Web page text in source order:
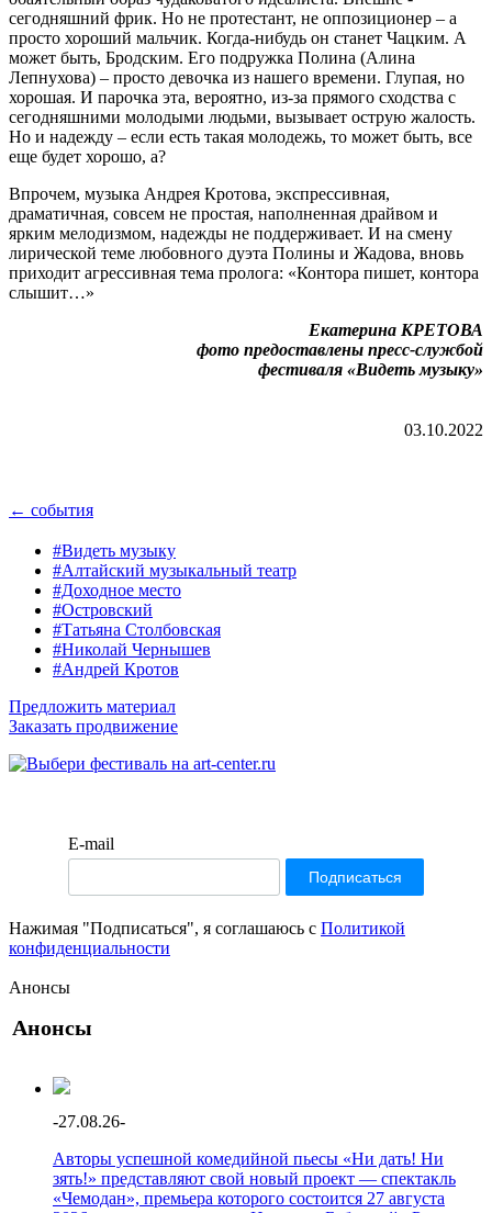
сегодняшний фрик. Но не протестант, не оппозиционер – а
просто хороший мальчик. Когда-нибудь он станет Чацким. А
может быть, Бродским. Его подружка Полина (Алина
Лепнухова) – просто девочка из нашего времени. Глупая, но
хорошая. И парочка эта, вероятно, из-за прямого сходства с
сегодняшними молодыми людьми, вызывает острую жалость.
Но и надежду – если есть такая молодежь, то может быть, все
еще будет хорошо, а?
Впрочем, музыка Андрея Кротова, экспрессивная,
драматичная, совсем не простая, наполненная драйвом и
ярким мелодизмом, надежды не поддерживает. И на смену
лирической теме любовного дуэта Полины и Жадова, вновь
приходит агрессивная тема пролога: «Контора пишет, контора
слышит…»
Екатерина КРЕТОВА
фото предоставлены пресс-службой
фестиваля «Видеть музыку»
03.10.2022
← события
#Видеть музыку
#Алтайский музыкальный театр
#Доходное место
#Островский
#Татьяна Столбовская
#Николай Чернышев
#Андрей Кротов
Предложить материал
Заказать продвижение
E-mail
Нажимая "Подписаться", я соглашаюсь с Политикой
конфиденциальности
Анонсы
Анонсы
-27.08.26-
Авторы успешной комедийной пьесы «Ни дать! Ни
зять!» представляют свой новый проект — спектакль
«Чемодан», премьера которого состоится 27 августа